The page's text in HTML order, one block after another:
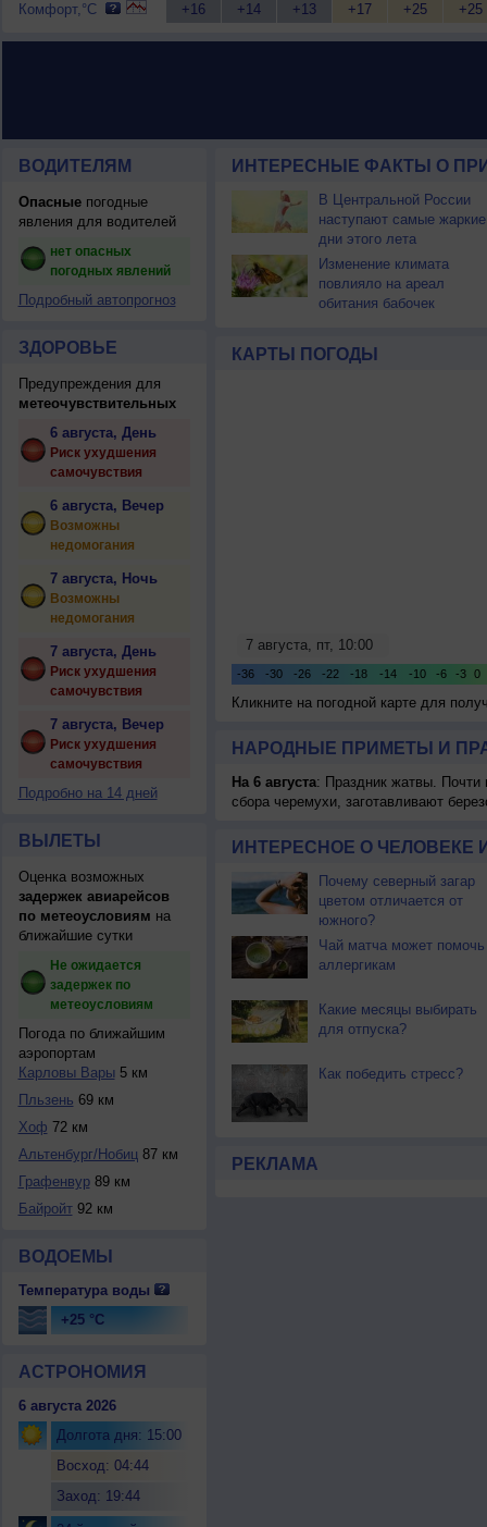
Комфорт,°C
+16
+14
+13
+17
+25
+25
ВОДИТЕЛЯМ
Опасныепогодные
явления для водителей
нет опасных
погодных явлений
Подробный автопрогноз
ЗДОРОВЬЕ
Предупреждения для
метеочувствительных
6 августа, День
Риск ухудшения
самочувствия
6 августа, Вечер
Возможны
недомогания
7 августа, Ночь
Возможны
недомогания
7 августа, День
Риск ухудшения
самочувствия
7 августа, Вечер
Риск ухудшения
самочувствия
Подробно на 14 дней
ВЫЛЕТЫ
Оценка возможных
задержек авиарейсов
по метеоусловиям на
ближайшие сутки
Не ожидается
задержек по
метеоусловиям
Погода по ближайшим
аэропортам
Карловы Вары5 км
Пльзень 69 км
Хоф 72 км
Альтенбург/Нобиц87 км
Графенвур89 км
Байройт92 км
ВОДОЕМЫ
Температура воды
+25 °C
АСТРОНОМИЯ
6 августа 2026
Долгота дня: 15:00
Восход: 04:44
Заход: 19:44
ИНТЕРЕСНЫЕ ФАКТЫ О
В Центральной России
наступают самые жаркие
дни этого лета
Изменение климата
повлияло на ареал
обитания бабочек
КАРТЫ ПОГОДЫ
Кликните на погодной карте для
НАРОДНЫЕ ПРИМЕТЫ И
На 6 августа: Праздник жатвы. Почти
сбора черемухи, заготавливают
ИНТЕРЕСНОЕ О ЧЕЛОВЕКЕ
Почему северный загар
цветом отличается от
южного?
Чай матча может помочь
аллергикам
Какие месяцы выбирать
для отпуска?
Как победить стресс?
РЕКЛАМА